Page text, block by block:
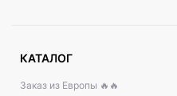
КАТАЛОГ
Заказ из Европы 🔥🔥